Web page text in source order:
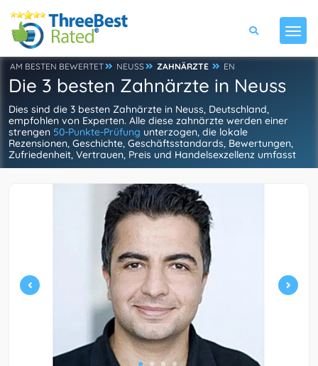
AM BESTEN BEWERTET NEUSS ZAHNÄRZTE EN
Die 3 besten Zahnärzte in Neuss
Dies sind die 3 besten Zahnärzte in Neuss, Deutschland,
empfohlen von Experten. Alle diese zahnärzte werden einer
strengen 50-Punkte-Prüfung unterzogen, die lokale
Rezensionen, Geschichte, Geschäftsstandards, Bewertungen,
Zufriedenheit, Vertrauen, Preis und Handelsexzellenz umfasst